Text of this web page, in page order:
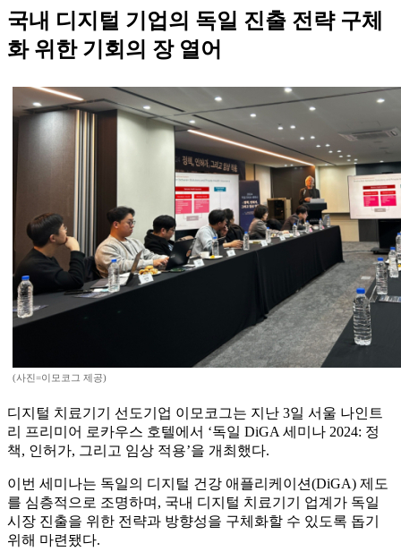
국내 디지털 기업의 독일 진출 전략 구체
화 위한 기회의 장 열어
(사진=이모코그 제공)
디지털 치료기기 선도기업 이모코그는 지난 3일 서울 나인트
리 프리미어 로카우스 호텔에서 ‘독일 DiGA 세미나 2024: 정
책, 인허가, 그리고 임상 적용’을 개최했다.
이번 세미나는 독일의 디지털 건강 애플리케이션(DiGA) 제도
를 심층적으로 조명하며, 국내 디지털 치료기기 업계가 독일
시장 진출을 위한 전략과 방향성을 구체화할 수 있도록 돕기
위해 마련됐다.